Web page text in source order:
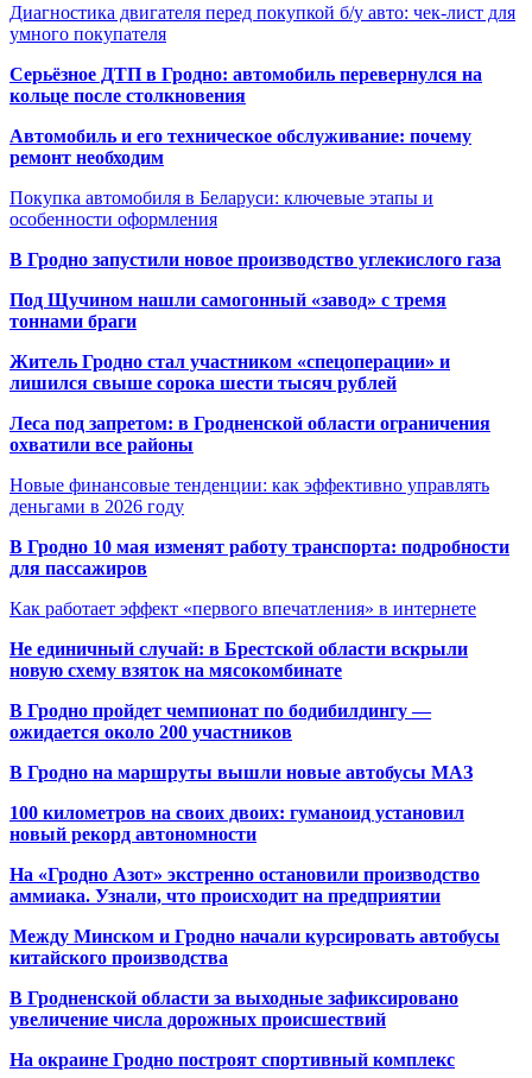
Диагностика двигателя перед покупкой б/у авто: чек-лист для
умного покупателя
Серьёзное ДТП в Гродно: автомобиль перевернулся на
кольце после столкновения
Автомобиль и его техническое обслуживание: почему
ремонт необходим
Покупка автомобиля в Беларуси: ключевые этапы и
особенности оформления
В Гродно запустили новое производство углекислого газа
Под Щучином нашли самогонный «завод» с тремя
тоннами браги
Житель Гродно стал участником «спецоперации» и
лишился свыше сорока шести тысяч рублей
Леса под запретом: в Гродненской области ограничения
охватили все районы
Новые финансовые тенденции: как эффективно управлять
деньгами в 2026 году
В Гродно 10 мая изменят работу транспорта: подробности
для пассажиров
Как работает эффект «первого впечатления» в интернете
Не единичный случай: в Брестской области вскрыли
новую схему взяток на мясокомбинате
В Гродно пройдет чемпионат по бодибилдингу —
ожидается около 200 участников
В Гродно на маршруты вышли новые автобусы МАЗ
100 километров на своих двоих: гуманоид установил
новый рекорд автономности
На «Гродно Азот» экстренно остановили производство
аммиака. Узнали, что происходит на предприятии
Между Минском и Гродно начали курсировать автобусы
китайского производства
В Гродненской области за выходные зафиксировано
увеличение числа дорожных происшествий
На окраине Гродно построят спортивный комплекс